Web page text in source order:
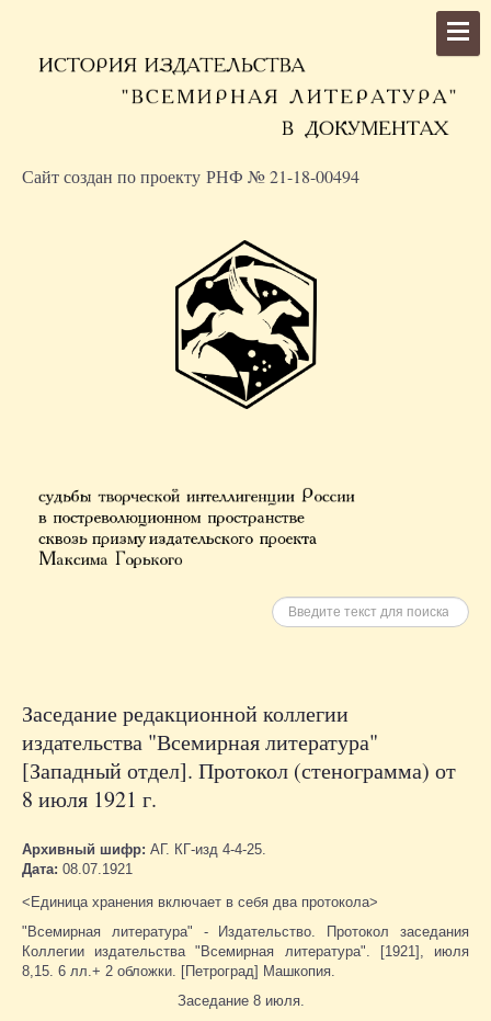
Сайт создан по проекту РНФ № 21-18-00494
Искать
Заседание редакционной коллегии
издательства "Всемирная литература"
[Западный отдел]. Протокол (стенограмма) от
8 июля 1921 г.
Архивный шифр: АГ. КГ-изд 4-4-25.
Дата: 08.07.1921
<Единица хранения включает в себя два протокола>
"Всемирная литература" - Издательство. Протокол заседания
Коллегии издательства "Всемирная литература". [1921], июля
8,15. 6 лл.+ 2 обложки. [Петроград] Машкопия.
Заседание 8 июля.